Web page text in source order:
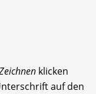
klicken
auf den